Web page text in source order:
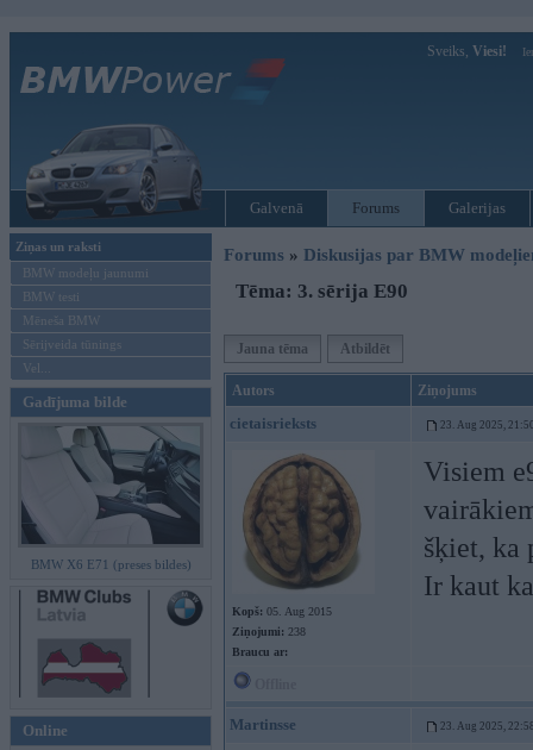
Sveiks, Viesi!
Galvenā Forums Galerijas
Ziņas un raksti
BMW modeļu jaunumi
BMW testi
Mēneša BMW
Sērijveida tūnings
Vel...
Gadījuma bilde
BMW X6 E71 (preses bildes)
Online
Forums » Diskusijas par BMW
Tēma: 3. sērija E90
Jauna tēma Atbildēt
Autors Ziņojums
cietaisrieksts 23. Aug 2025,
Kopš: 05. Aug 2015
Ziņojumi: 238
Braucu ar:
Visiem
šķiet, ka
Ir kaut
Martinsse 23. Aug 2025,